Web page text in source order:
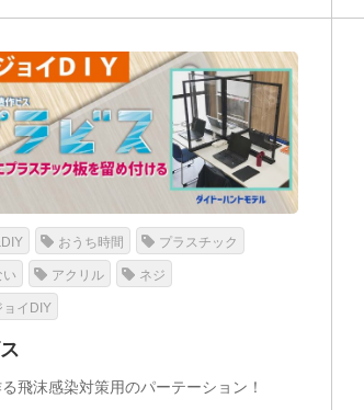
おうち時間 プラスチック
い アクリル ネジ
ョイDIY
飛沫感染対策用のパーテーション！